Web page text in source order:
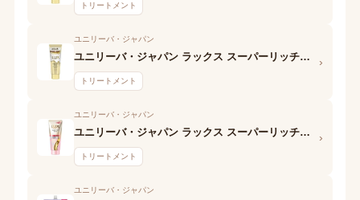
トリートメント
ユニリーバ・ジャパン
ユニリーバ・ジャパン ラックス スーパーリッチシャイン ダメージリペア とろとろ補修トリートメント
トリートメント
›
ユニリーバ・ジャパン
ユニリーバ・ジャパン ラックス スーパーリッチシャイン ストレートビューティー とろとろうねりケアトリートメント
トリートメント
›
ユニリーバ・ジャパン